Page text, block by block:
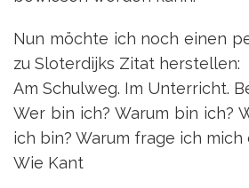
Nun möchte ich noch einen
zu Sloterdijks Zitat herstellen:
Am Schulweg. Im Unterricht.
Wer bin ich? Warum bin ich?
ich bin? Warum frage ich mich
Wie Kant